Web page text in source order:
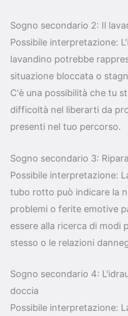
Sogno secondario 2: Il
Possibile interpretazione:
lavandino potrebbe
situazione bloccata o
C'è una possibilità che tu
difficoltà nel liberarti da
presenti nel tuo percorso.
Sogno secondario 3:
Possibile interpretazione:
tubo rotto può indicare la
problemi o ferite emotive
essere alla ricerca di modi
stesso o le relazioni
Sogno secondario 4:
doccia
Possibile interpretazione: